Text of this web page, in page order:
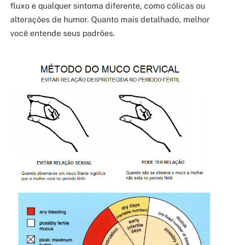
fluxo e qualquer sintoma diferente, como cólicas ou
alterações de humor. Quanto mais detalhado, melhor
você entende seus padrões.